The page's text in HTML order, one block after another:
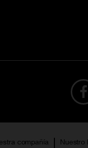
compañía Nuestro